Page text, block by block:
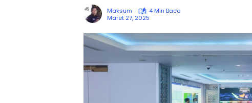
Maksum
4 Min Baca
Maret 27, 2025